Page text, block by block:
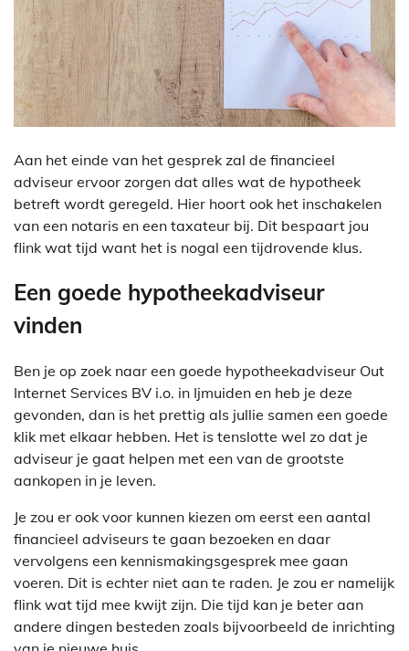
Aan het einde van het gesprek zal de financieel
adviseur ervoor zorgen dat alles wat de hypotheek
betreft wordt geregeld. Hier hoort ook het inschakelen
van een notaris en een taxateur bij. Dit bespaart jou
flink wat tijd want het is nogal een tijdrovende klus.
Een goede hypotheekadviseur
vinden
Ben je op zoek naar een goede hypotheekadviseur Out
Internet Services BV i.o. in Ijmuiden en heb je deze
gevonden, dan is het prettig als jullie samen een goede
klik met elkaar hebben. Het is tenslotte wel zo dat je
adviseur je gaat helpen met een van de grootste
aankopen in je leven.
Je zou er ook voor kunnen kiezen om eerst een aantal
financieel adviseurs te gaan bezoeken en daar
vervolgens een kennismakingsgesprek mee gaan
voeren. Dit is echter niet aan te raden. Je zou er namelijk
flink wat tijd mee kwijt zijn. Die tijd kan je beter aan
andere dingen besteden zoals bijvoorbeeld de inrichting